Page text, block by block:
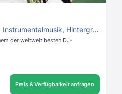
, Instrumentalmusik, Hintergrundmusik
der weltweit besten DJ-
Preis & Verfügbarkeit anfragen